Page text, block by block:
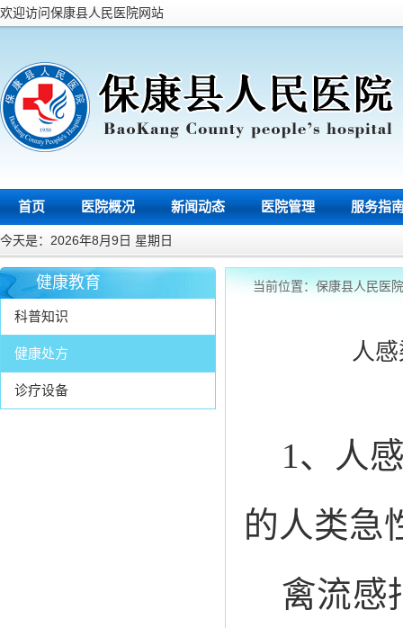
欢迎访问保康县人民医院网站
首页 医院概况 新闻动态 医院管理 服务指
今天是：2026年8月9日 星期日
健康教育
科普知识
健康处方
诊疗设备
当前位置：保康县人民医院
人
1、人
的人类急
禽流感